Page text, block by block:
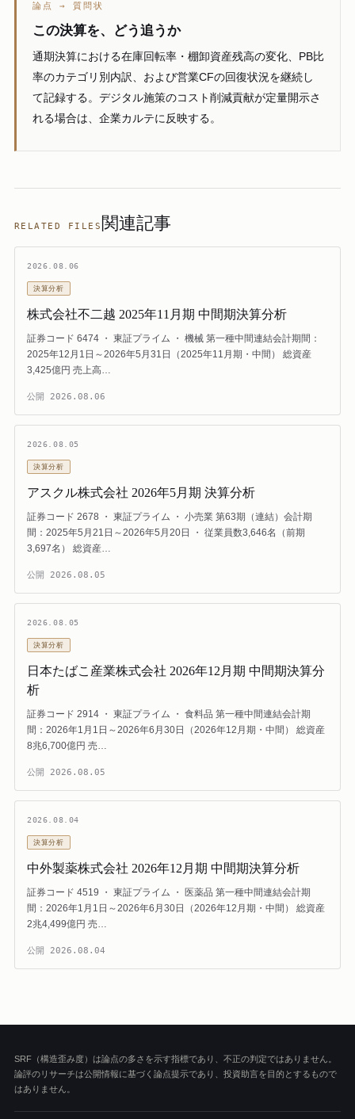
論点 → 質問状
この決算を、どう追うか
通期決算における在庫回転率・棚卸資産残高の変化、PB比
率のカテゴリ別内訳、および営業CFの回復状況を継続し
て記録する。デジタル施策のコスト削減貢献が定量開示さ
れる場合は、企業カルテに反映する。
RELATED FILES 関連記事
2026.08.06
決算分析
株式会社不二越 2025年11月期 中間期決算分析
証券コード 6474 ・ 東証プライム ・ 機械 第一種中間連結会計期間：
2025年12月1日～2026年5月31日（2025年11月期・中間） 総資産
3,425億円 売上高…
公開 2026.08.06
2026.08.05
決算分析
アスクル株式会社 2026年5月期 決算分析
証券コード 2678 ・ 東証プライム ・ 小売業 第63期（連結）会計期
間：2025年5月21日～2026年5月20日 ・ 従業員数3,646名（前期
3,697名） 総資産…
公開 2026.08.05
2026.08.05
決算分析
日本たばこ産業株式会社 2026年12月期 中間期決算分
析
証券コード 2914 ・ 東証プライム ・ 食料品 第一種中間連結会計期
間：2026年1月1日～2026年6月30日（2026年12月期・中間） 総資産
8兆6,700億円 売…
公開 2026.08.05
2026.08.04
決算分析
中外製薬株式会社 2026年12月期 中間期決算分析
証券コード 4519 ・ 東証プライム ・ 医薬品 第一種中間連結会計期
間：2026年1月1日～2026年6月30日（2026年12月期・中間） 総資産
2兆4,499億円 売…
公開 2026.08.04
SRF（構造歪み度）は論点の多さを示す指標であり、不正の判定ではありません。
論評のリサーチは公開情報に基づく論点提示であり、投資助言を目的とするもので
はありません。